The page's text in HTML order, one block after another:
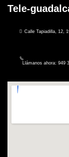
Tele-
Calle Tapiadilla, 12,
Llámanos ahora: 949